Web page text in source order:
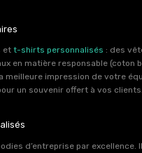
et t-shirts personnalisés : des
en matière responsable (coton
meilleure impression de votre
un souvenir offert à vos clients.
d’entreprise par excellence.